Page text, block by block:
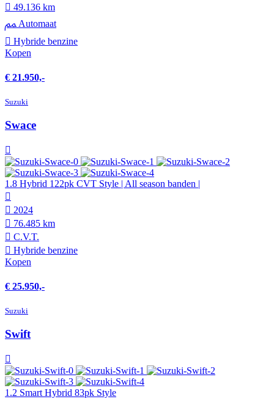
49.136 km
Automaat
Hybride benzine
Kopen
€ 21.950,-
Suzuki
Swace
1.8 Hybrid 122pk CVT Style | All season banden |
2024
76.485 km
C.V.T.
Hybride benzine
Kopen
€ 25.950,-
Suzuki
Swift
1.2 Smart Hybrid 83pk Style